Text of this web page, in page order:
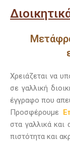
Χρειάζεται να
σε γαλλική
έγγραφο που
Προσφέρουμε
στα γαλλικά και
πιστότητα και